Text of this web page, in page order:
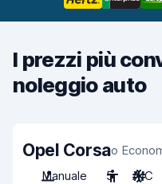
I prezzi più
noleggio auto
Opel Corsao
Manuale
5 A/C